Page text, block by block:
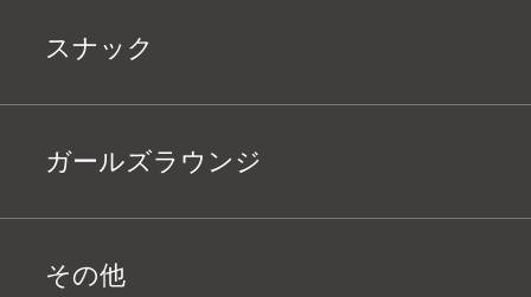
スナック
ガールズラウンジ
その他